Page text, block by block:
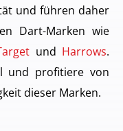
und führen daher
Dart-Marken wie
und Harrows.
und profitiere von
dieser Marken.